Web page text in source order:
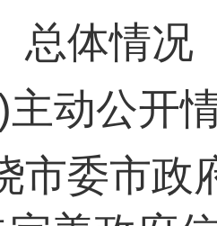
总体情况
主动公开
市委市政